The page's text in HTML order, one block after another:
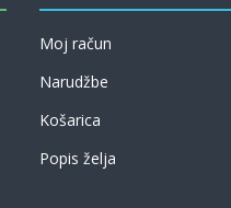
Moj račun
Narudžbe
Košarica
Popis želja